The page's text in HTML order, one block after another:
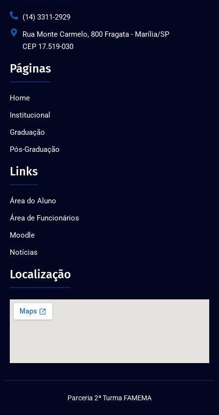
(14) 3311-2929
Rua Monte Carmelo, 800 Fragata - Marília/SP
CEP 17.519-030
Páginas
Home
Institucional
Graduação
Pós-Graduação
Links
Área do Aluno
Área de Funcionários
Moodle
Notícias
Localização
Parceria 2ª Turma FAMEMA